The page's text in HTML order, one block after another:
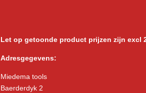
Let op getoonde product prijzen zijn excl
Adresgegevens:
Miedema tools
Baerderdyk 2